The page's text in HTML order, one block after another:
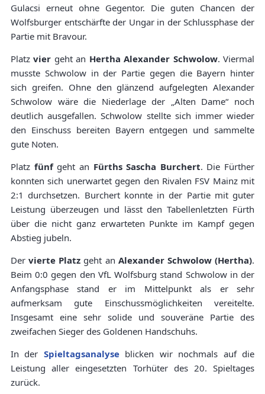
Gulacsi erneut ohne Gegentor. Die guten Chancen der
Wolfsburger entschärfte der Ungar in der Schlussphase der
Partie mit Bravour.
Platzvier geht an Hertha Alexander Schwolow. Viermal
musste Schwolow in der Partie gegen die Bayern hinter
sich greifen. Ohne den glänzend aufgelegten Alexander
Schwolow wäre die Niederlage der „Alten Dame“ noch
deutlich ausgefallen. Schwolow stellte sich immer wieder
den Einschuss bereiten Bayern entgegen und sammelte
gute Noten.
Platz fünfgeht an Fürths Sascha Burchert. Die Fürther
konnten sich unerwartet gegen den Rivalen FSV Mainz mit
2:1 durchsetzen. Burchert konnte in der Partie mit guter
Leistung überzeugen und lässt den Tabellenletzten Fürth
über die nicht ganz erwarteten Punkte im Kampf gegen
Abstieg jubeln.
Dervierte Platz geht an Alexander Schwolow (Hertha).
Beim 0:0 gegen den VfL Wolfsburg stand Schwolow in der
Anfangsphase stand er im Mittelpunkt als er sehr
aufmerksam gute Einschussmöglichkeiten vereitelte.
Insgesamt eine sehr solide und souveräne Partie des
zweifachen Sieger des Goldenen Handschuhs.
In der Spieltagsanalyseblicken wir nochmals auf die
Leistung aller eingesetzten Torhüter des 20. Spieltages
zurück.